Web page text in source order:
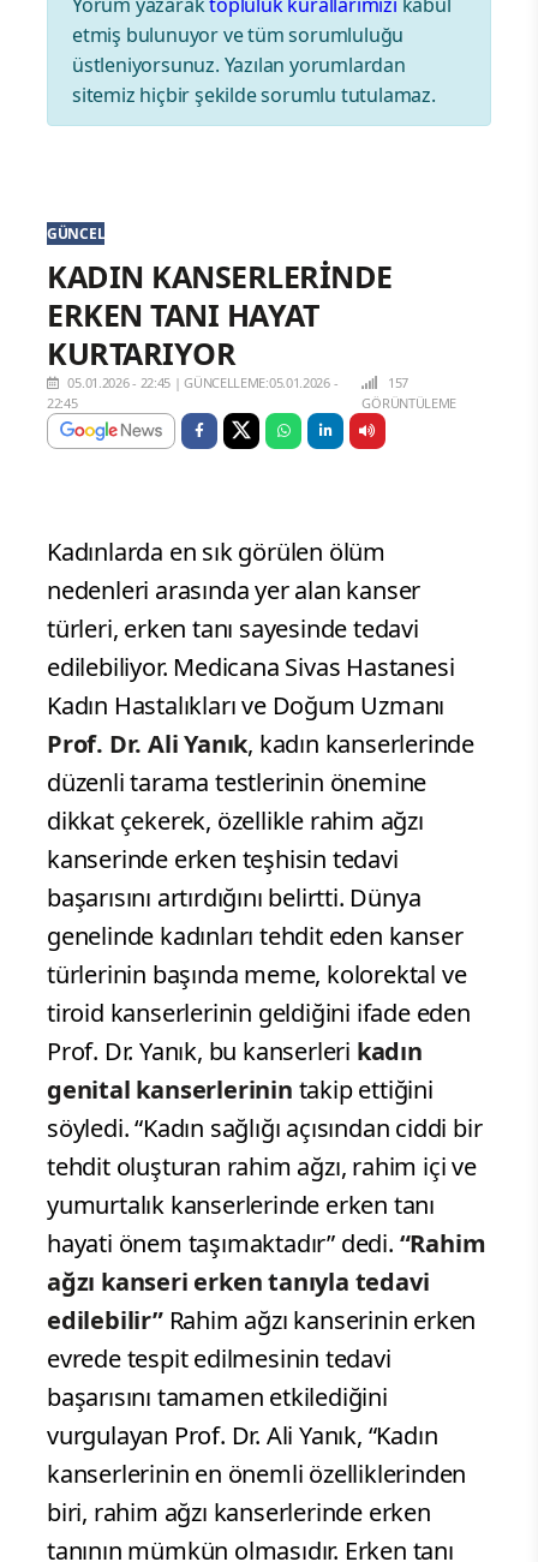
etmiş bulunuyor ve tüm sorumluluğu
üstleniyorsunuz. Yazılan yorumlardan
sitemiz hiçbir şekilde sorumlu tutulamaz.
GÜNCEL
KADIN KANSERLERİNDE
ERKEN TANI HAYAT
KURTARIYOR
05.01.2026 - 22:45 |GÜNCELLEME:05.01.2026 -
22:45
157
GÖRÜNTÜLEME
Kadınlarda en sık görülen ölüm
nedenleri arasında yer alan kanser
türleri, erken tanı sayesinde tedavi
edilebiliyor. Medicana Sivas Hastanesi
Kadın Hastalıkları ve Doğum Uzmanı
Prof. Dr. Ali Yanık, kadın kanserlerinde
düzenli tarama testlerinin önemine
dikkat çekerek, özellikle rahim ağzı
kanserinde erken teşhisin tedavi
başarısını artırdığını belirtti. Dünya
genelinde kadınları tehdit eden kanser
türlerinin başında meme, kolorektal ve
tiroid kanserlerinin geldiğini ifade eden
Prof. Dr. Yanık, bu kanserlerikadın
genital kanserlerinintakip ettiğini
söyledi. “Kadın sağlığı açısından ciddi bir
tehdit oluşturan rahim ağzı, rahim içi ve
yumurtalık kanserlerinde erken tanı
hayati önem taşımaktadır” dedi.“Rahim
ağzı kanseri erken tanıyla tedavi